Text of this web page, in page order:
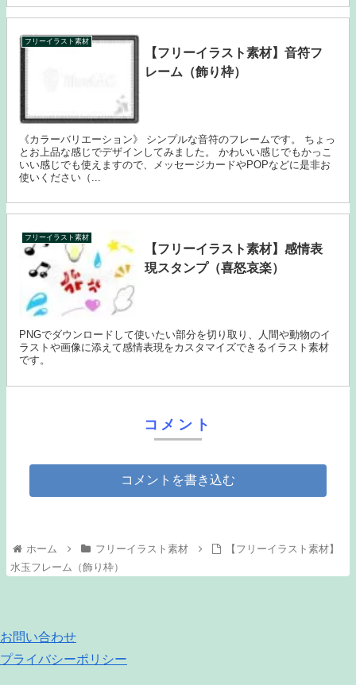
フリーイラスト素材
【フリーイラスト素材】音符フ
レーム（飾り枠）
《カラーバリエーション》 シンプルな音符のフレームです。 ちょっ
とお上品な感じでデザインしてみました。 かわいい感じでもかっこ
いい感じでも使えますので、メッセージカードやPOPなどに是非お
使いください（...
フリーイラスト素材
【フリーイラスト素材】感情表
現スタンプ（喜怒哀楽）
PNGでダウンロードして使いたい部分を切り取り、人間や動物のイ
ラストや画像に添えて感情表現をカスタマイズできるイラスト素材
です。
コメント
コメントを書き込む
ホーム フリーイラスト素材
【フリーイラスト素材】
水玉フレーム（飾り枠）
お問い合わせ
プライバシーポリシー